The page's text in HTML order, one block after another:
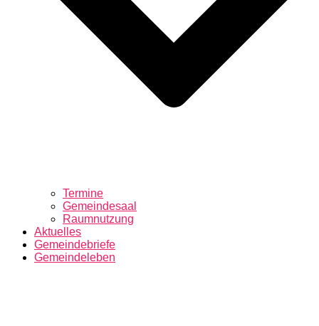
Termine
Gemeindesaal
Raumnutzung
Aktuelles
Gemeindebriefe
Gemeindeleben